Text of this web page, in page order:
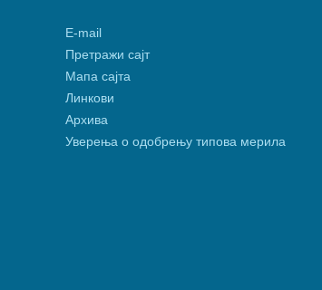
Е-mail
Претражи сајт
Мапа сајта
Линкови
Архива
Уверења о одобрењу типова мерила